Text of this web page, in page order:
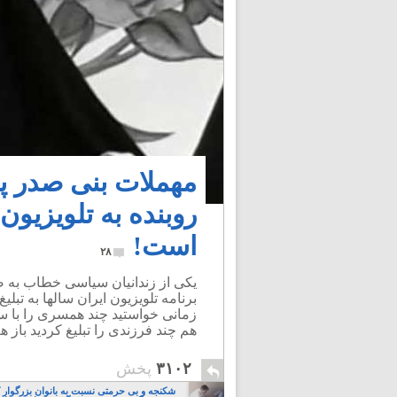
روبنده به
است!
۲۸
یکی از زندانیان سیاسی خطاب به
برنامه تلویزیون ایران سالها به
زمانی خواستید چند همسری را با
هم چند فرزندی را تبلیغ کردید
۳۱۰۲ پخش
شکنجه و بی حرمتی نسبت به بانوان بزرگوار